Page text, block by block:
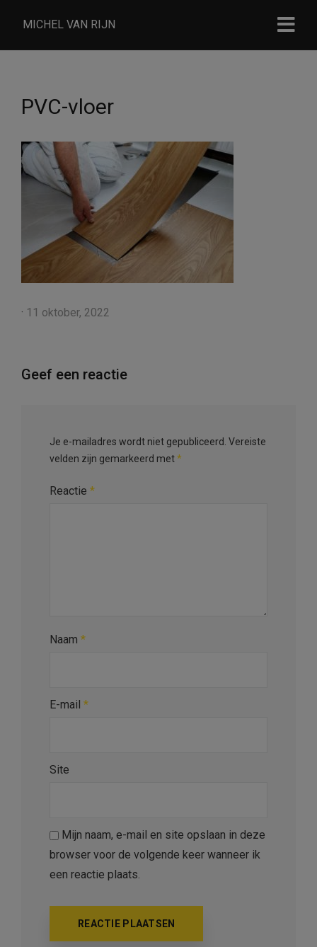
MICHEL VAN RIJN
PVC-vloer
· 11 oktober, 2022
Geef een reactie
Je e-mailadres wordt niet gepubliceerd. Vereiste
velden zijn gemarkeerd met*
Reactie *
Naam *
E-mail *
Site
Mijn naam, e-mail en site opslaan in deze
browser voor de volgende keer wanneer ik
een reactie plaats.